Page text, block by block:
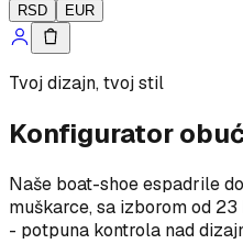
RSD EUR
Tvoj dizajn, tvoj stil
Konfigurator
Naše boat-shoe espadrile
muškarce, sa izborom od
- potpuna kontrola nad